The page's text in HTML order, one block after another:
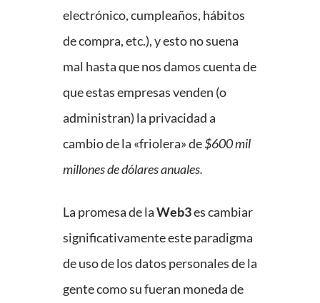
electrónico, cumpleaños, hábitos
de compra, etc.), y esto no suena
mal hasta que nos damos cuenta de
que estas empresas venden (o
administran) la privacidad a
cambio de la «friolera» de$600 mil
millones de dólares anuales.
La promesa de laWeb3es cambiar
significativamente este paradigma
de uso de los datos personales de la
gente como su fueran moneda de